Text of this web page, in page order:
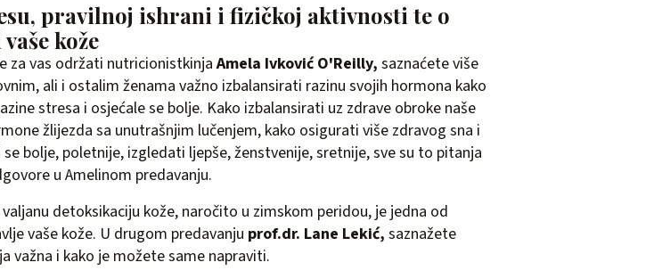
pravilnoj ishrani i fizičkoj aktivnosti te o
kože
za vas održati nutricionistkinjaAmela Ivković O'Reilly, saznaćete više
ali i ostalim ženama važno izbalansirati razinu svojih hormona kako
stresa i osjećale se bolje. Kako izbalansirati uz zdrave obroke naše
žlijezda sa unutrašnjim lučenjem, kako osigurati više zdravog sna i
bolje, poletnije, izgledati ljepše, ženstvenije, sretnije, sve su to pitanja
u Amelinom predavanju.
detoksikaciju kože, naročito u zimskom peridou, je jedna od
vaše kože. U drugom predavanju prof.dr. Lane Lekić, saznažete
važna i kako je možete same napraviti.